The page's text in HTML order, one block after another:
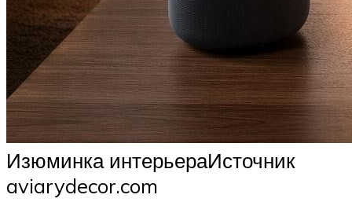
Изюминка интерьераИсточник
aviarydecor.com